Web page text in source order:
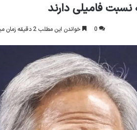
نسبت فامیلی دارند
0 خواندن این مطلب 2 دقیقه زمان میبرد